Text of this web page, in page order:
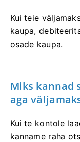
Kui teie
kaupa,
osade kaupa.
Miks kannad
aga
Kui te kontole
kanname raha